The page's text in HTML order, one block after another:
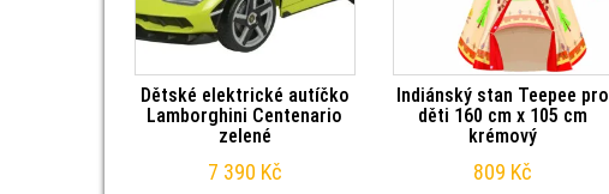
Dětské elektrické autíčko
Lamborghini Centenario
zelené
7 390 Kč
Indiánský stan Teepee pro
děti 160 cm x 105 cm
krémový
809 Kč